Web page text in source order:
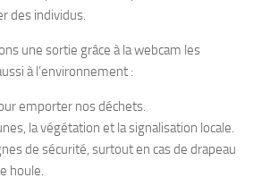
des individus.
une sortie grâce à la webcam les
à l’environnement :
emporter nos déchets.
la végétation et la signalisation locale.
de sécurité, surtout en cas de drapeau
houle.